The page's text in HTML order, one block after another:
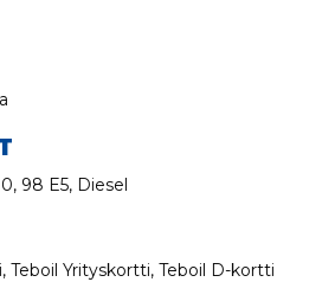
98 E5, Diesel
Teboil Yrityskortti, Teboil D-kortti